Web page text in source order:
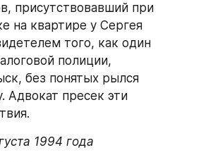
присутствовавший при
на квартире у Сергея
того, как один
полиции,
без понятых рылся
Адвокат пресек эти
1994 года